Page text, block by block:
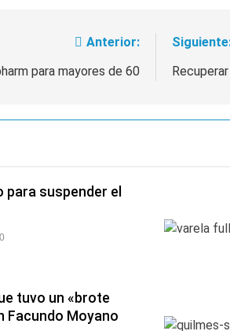
Anterior:
para mayores de 60
para suspender el
0
tuvo un «brote
Facundo Moyano